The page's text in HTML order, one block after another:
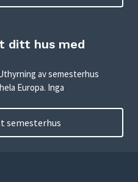
ditt hus med
av semesterhus
Europa. Inga
semesterhus